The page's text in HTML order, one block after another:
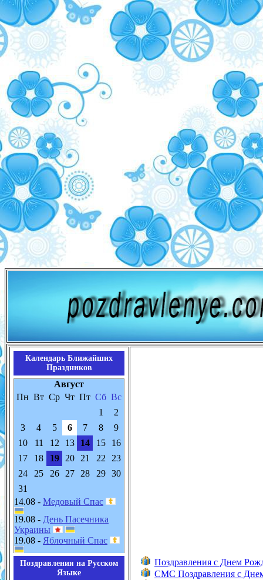
Календарь Ближайших
Праздников
Август
Пн Вт Ср Чт Пт Сб Вс
1
2
3
4 5 6 7 8
9
10
11 12 13 14 15
16
17
18 19 20 21 22
23
24
25 26 27 28 29
30
31
14.08 - Медовый Спас
19.08 - День Пасечника
Украины
19.08 - Яблочный Спас
Поздравления на Русском
Языке
Поздравления с Днем
СМС Поздравления с